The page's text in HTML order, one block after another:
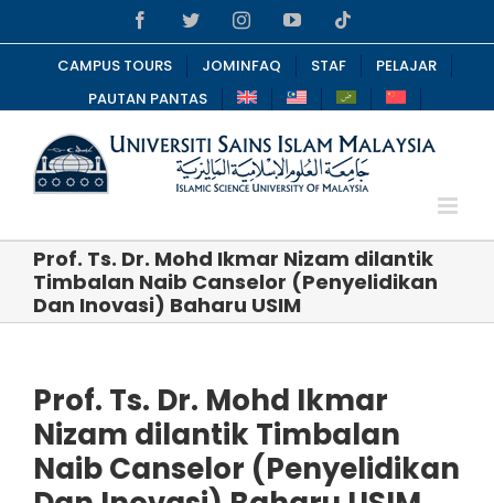
to
content
FacebookTwitterInstagramYouTube
CAMPUS TOURS JOMINFAQ STAF
PELAJAR
PAUTAN PANTAS
Prof. Ts. Dr. Mohd Ikmar Nizam dilantik
Timbalan Naib Canselor (Penyelidikan
Dan Inovasi) Baharu USIM
Prof. Ts. Dr. Mohd Ikmar
Nizam dilantik Timbalan
Naib Canselor (Penyelidikan